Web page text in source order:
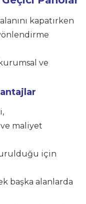
kapatırken
ve
maliyet
için
başka alanlarda